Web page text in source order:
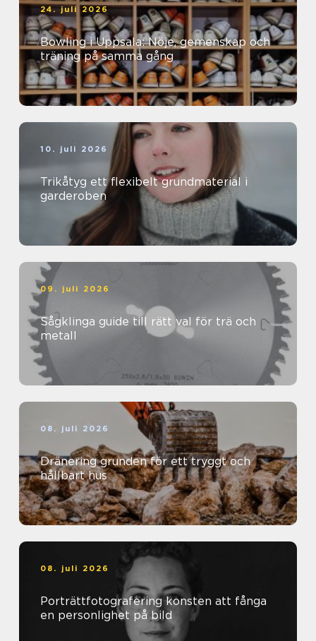
24. juli 2026
Bowling i Uppsala: Nöje, gemenskap och
träning på samma gång
10. juli 2026
Trikåtyg ett flexibelt grundmaterial i
garderoben
09. juli 2026
Sågklinga guide till rätt val för trä och
metall
08. juli 2026
Dränering grunden för ett tryggt och
hållbart hus
08. juli 2026
Porträttfotografering konsten att fånga
en personlighet på bild